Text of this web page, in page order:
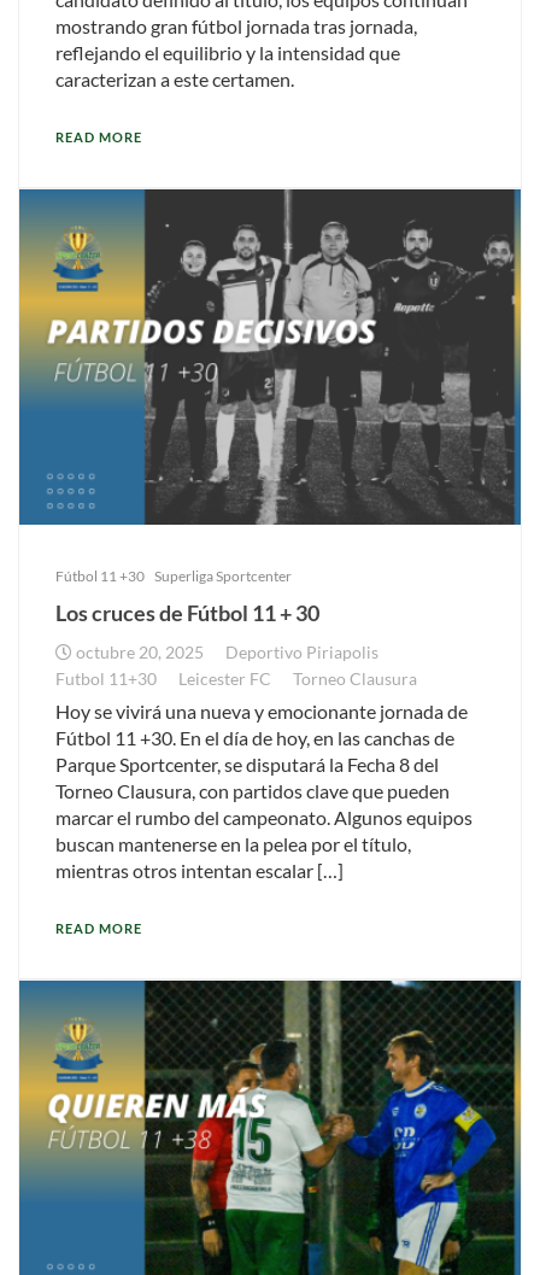
mostrando gran fútbol jornada tras jornada,
reflejando el equilibrio y la intensidad que
caracterizan a este certamen.
READ MORE
Fútbol 11 +30 Superliga Sportcenter
Los cruces de Fútbol 11 + 30
octubre 20, 2025
Deportivo Piriapolis
Futbol 11+30
Leicester FC Torneo Clausura
Hoy se vivirá una nueva y emocionante jornada de
Fútbol 11 +30. En el día de hoy, en las canchas de
Parque Sportcenter, se disputará la Fecha 8 del
Torneo Clausura, con partidos clave que pueden
marcar el rumbo del campeonato. Algunos equipos
buscan mantenerse en la pelea por el título,
mientras otros intentan escalar […]
READ MORE